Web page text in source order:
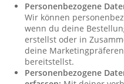
Personenbezogene
Wir können
wenn du deine
erstellst oder in
deine
bereitstellst.
Personenbezogene